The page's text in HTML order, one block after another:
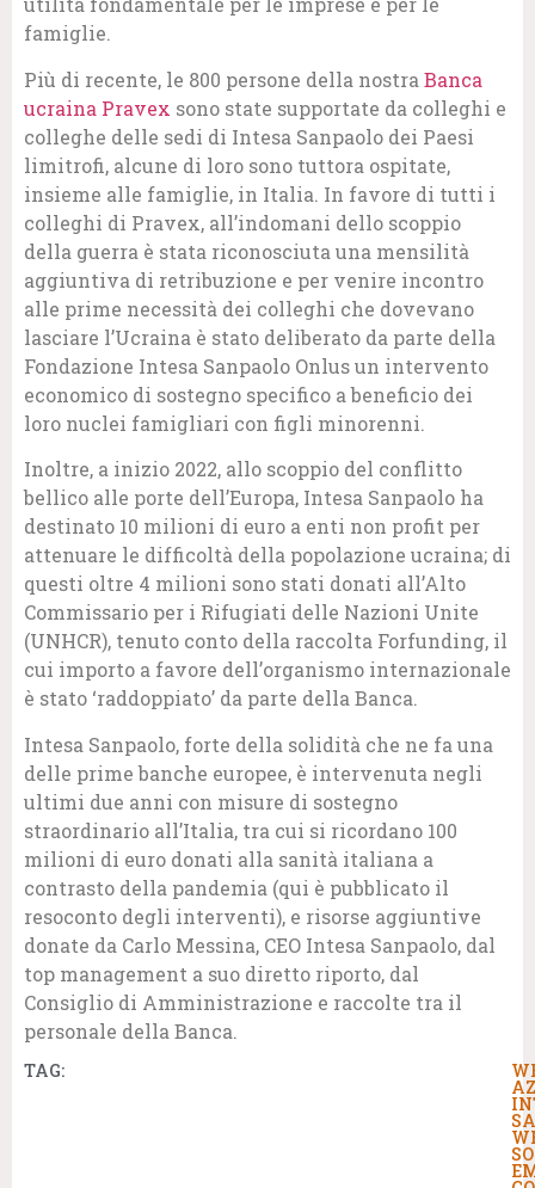
famiglie.
Più di recente, le 800 persone della nostra Banca
ucraina Pravex sono state supportate da colleghi e
colleghe delle sedi di Intesa Sanpaolo dei Paesi
limitrofi, alcune di loro sono tuttora ospitate,
insieme alle famiglie, in Italia. In favore di tutti i
colleghi di Pravex, all’indomani dello scoppio
della guerra è stata riconosciuta una mensilità
aggiuntiva di retribuzione e per venire incontro
alle prime necessità dei colleghi che dovevano
lasciare l’Ucraina è stato deliberato da parte della
Fondazione Intesa Sanpaolo Onlus un intervento
economico di sostegno specifico a beneficio dei
loro nuclei famigliari con figli minorenni.
Inoltre, a inizio 2022, allo scoppio del conflitto
bellico alle porte dell’Europa, Intesa Sanpaolo ha
destinato 10 milioni di euro a enti non profit per
attenuare le difficoltà della popolazione ucraina; di
questi oltre 4 milioni sono stati donati all’Alto
Commissario per i Rifugiati delle Nazioni Unite
(UNHCR), tenuto conto della raccolta Forfunding, il
cui importo a favore dell’organismo internazionale
è stato ‘raddoppiato’ da parte della Banca.
Intesa Sanpaolo, forte della solidità che ne fa una
delle prime banche europee, è intervenuta negli
ultimi due anni con misure di sostegno
straordinario all’Italia, tra cui si ricordano 100
milioni di euro donati alla sanità italiana a
contrasto della pandemia (qui è pubblicato il
resoconto degli interventi), e risorse aggiuntive
donate da Carlo Messina, CEO Intesa Sanpaolo, dal
top management a suo diretto riporto, dal
Consiglio di Amministrazione e raccolte tra il
personale della Banca.
TAG: